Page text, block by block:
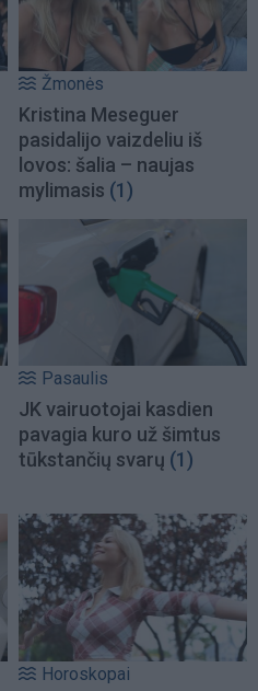
Žmonės
Kristina Meseguer
pasidalijo vaizdeliu iš
lovos: šalia – naujas
mylimasis (1)
Pasaulis
JK vairuotojai kasdien
pavagia kuro už šimtus
tūkstančių svarų (1)
Horoskopai